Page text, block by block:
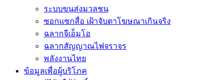
ระบบขนส่งมวลชน
ซอกแซกสื่อ เฝ้าจับตาโฆษณาเกินจริง
ฉลากจีเอ็มโอ
ฉลากสัญญาณไฟจราจร
พลังงานไทย
ข้อมูลเพื่อผู้บริโภค